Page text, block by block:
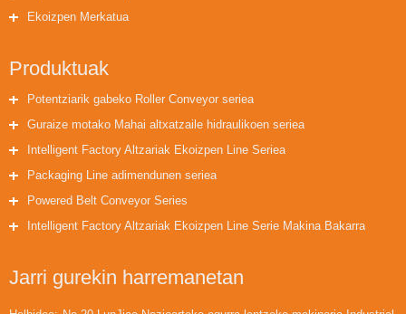
Ekoizpen Merkatua
Produktuak
Potentziarik gabeko Roller Conveyor seriea
Guraize motako Mahai altxatzaile hidraulikoen seriea
Intelligent Factory Altzariak Ekoizpen Line Seriea
Packaging Line adimendunen seriea
Powered Belt Conveyor Series
Intelligent Factory Altzariak Ekoizpen Line Serie Makina Bakarra
Jarri gurekin harremanetan